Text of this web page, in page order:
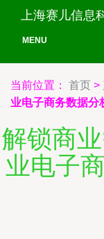
上海赛儿信息
MENU
当前位置： 首页 >
业电子商务数据分
解锁商
业电子